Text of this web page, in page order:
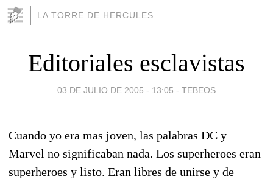
LA TORRE DE HERCULES
Editoriales esclavistas
03 DE JULIO DE 2005 - 13:05 - TEBEOS
Cuando yo era mas joven, las palabras DC y
Marvel no significaban nada. Los superheroes eran
superheroes y listo. Eran libres de unirse y de